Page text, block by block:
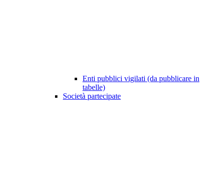
Enti pubblici vigilati (da pubblicare in
tabelle)
Società partecipate